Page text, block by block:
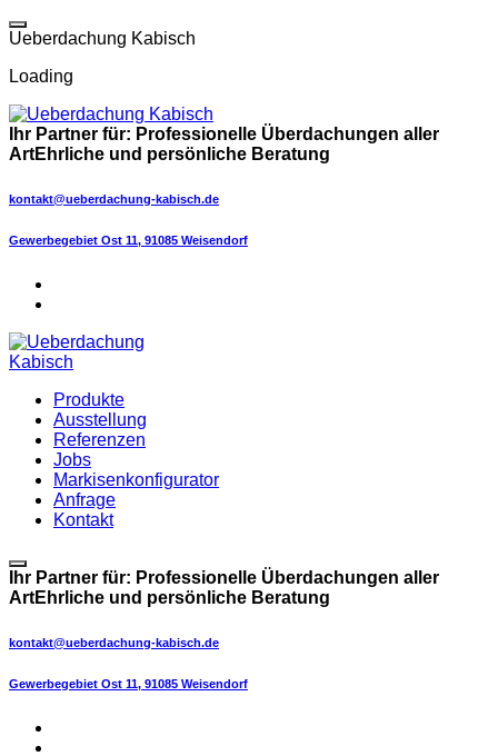
Skip
to
Ueberdachung Kabisch
Loading
Ihr Partner für: Professionelle Überdachungen aller
ArtEhrliche und persönliche Beratung
kontakt@ueberdachung-kabisch.de
Gewerbegebiet Ost 11, 91085 Weisendorf
Produkte
Ausstellung
Referenzen
Jobs
Markisenkonfigurator
Anfrage
Kontakt
Ihr Partner für: Professionelle Überdachungen aller
ArtEhrliche und persönliche Beratung
kontakt@ueberdachung-kabisch.de
Gewerbegebiet Ost 11, 91085 Weisendorf